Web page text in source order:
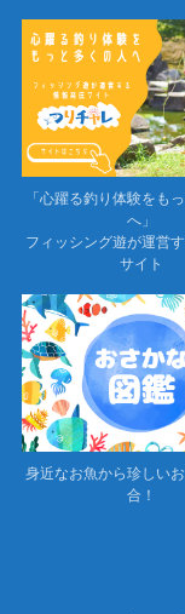
「心躍る釣り体験をも
へ」
フィッシング遊が運営
サイト
身近なお魚から珍しい
合！